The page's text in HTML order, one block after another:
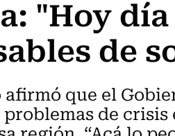
"Hoy
de
que el
de